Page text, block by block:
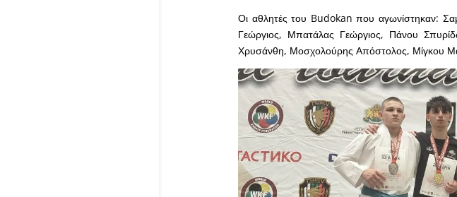
Οι αθλητές του Budokan που αγωνίστηκαν:
Γεώργιος, Μπατάλας Γεώργιος, Πάνου
Χρυσάνθη, Μοσχολούρης Απόστολος, Μίγκου